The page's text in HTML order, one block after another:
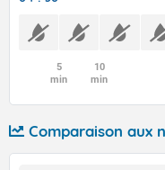
5
min
10
min
Comparaison aux